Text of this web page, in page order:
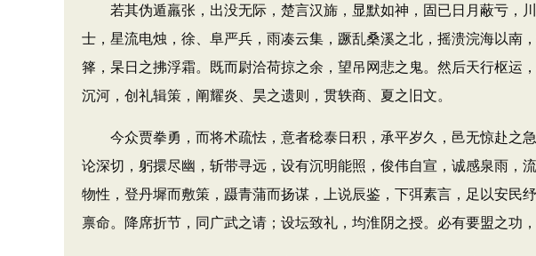
若其伪遁羸张，出没无际，楚言汉旆，显默如神，固已日月蔽亏，
士，星流电烛，徐、阜严兵，雨凑云集，蹶乱桑溪之北，摇溃浣海以南
箨，杲日之拂浮霜。既而尉洽荷掠之余，望吊网悲之鬼。然后天行枢运
沉河，创礼辑策，阐耀炎、昊之遗则，贯轶商、夏之旧文。
今众贾拳勇，而将术疏怯，意者稔泰日积，承平岁久，邑无惊赴之
论深切，躬擐尽幽，斩带寻远，设有沉明能照，俊伟自宣，诚感泉雨，
物性，登丹墀而敷策，蹑青蒲而扬谋，上说辰鉴，下弭素言，足以安民
禀命。降席折节，同广武之请；设坛致礼，均淮阴之授。必有要盟之功，